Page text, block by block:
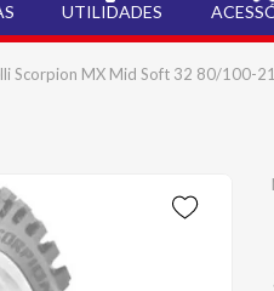
UTILIDADES
Scorpion MX Mid Soft 32 80/100-